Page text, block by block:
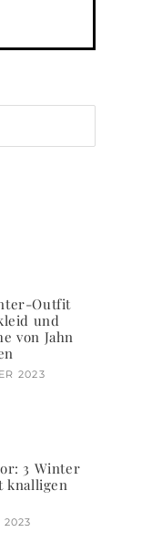
Outfit
und
von Jahn
2023
3 Winter
knalligen
2023